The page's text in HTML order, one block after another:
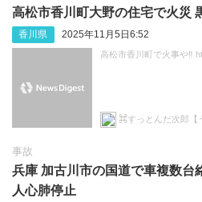
高松市香川町大野の住宅で火災
香川県 2025年11月5日6:52
高松市香川町で火事や‼️
⌘すっとんだ次郎【
事故
兵庫 加古川市の国道で車複数台
人心肺停止